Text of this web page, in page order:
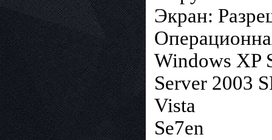
Экран:
Windows XP
Server 2003
Vista
Se7en